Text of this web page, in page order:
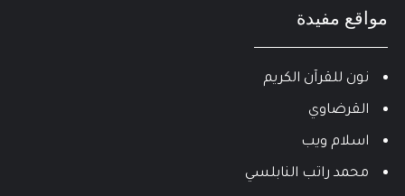
مواقع مفيدة
نون للقرآن الكريم
القرضاوي
اسلام ويب
محمد راتب النابلسي